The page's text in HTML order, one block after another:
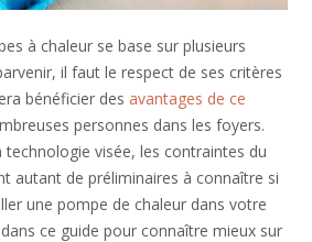
à chaleur se base sur plusieurs
il faut le respect de ses critères
bénéficier des avantages de ce
personnes dans les foyers.
technologie visée, les contraintes du
autant de préliminaires à connaître si
une pompe de chaleur dans votre
ce guide pour connaître mieux sur